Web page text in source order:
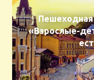
Пешеходная
«Взрослые-